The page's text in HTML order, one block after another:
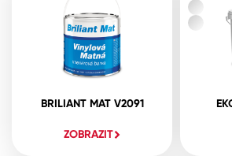
BRILIANT MAT V2091
ZOBRAZIT